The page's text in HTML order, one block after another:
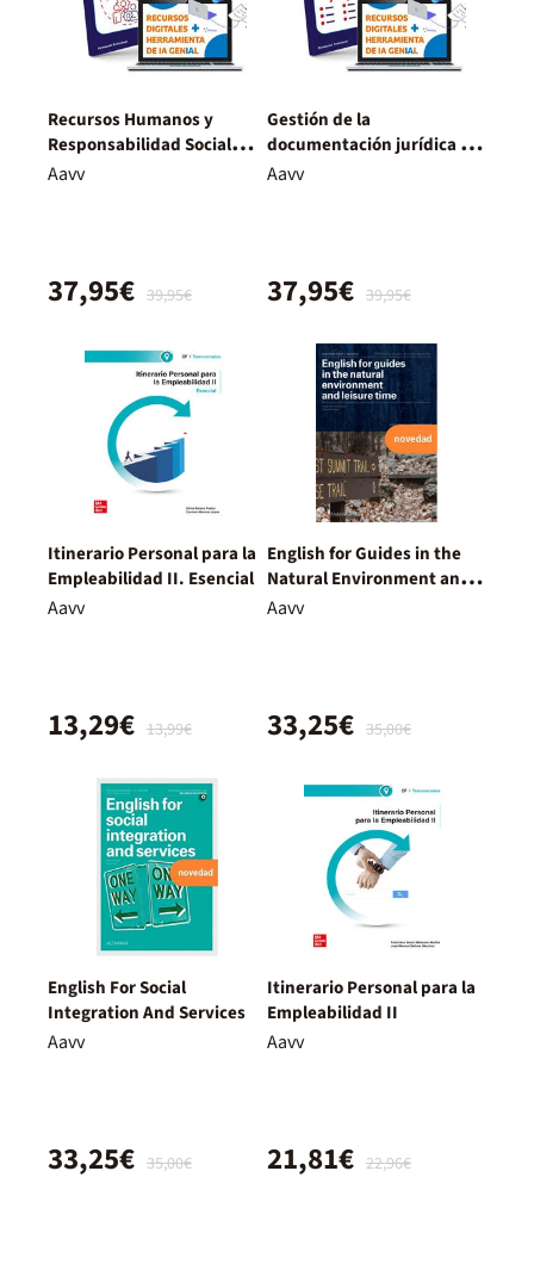
Recursos Humanos y
Responsabilidad Social
Corporativa. Nueva
Aavv
39,95€
37,95€
Gestión de la
documentación jurídica y
empresarial. Nueva
Aavv
39,95€
37,95€
Itinerario Personal para la
Empleabilidad II. Esencial
Aavv
13,99€
13,29€
English for Guides in the
Natural Environment and
Leisure Time
Aavv
35,00€
33,25€
English For Social
Integration And Services
Aavv
35,00€
33,25€
Itinerario Personal para la
Empleabilidad II
Aavv
22,96€
21,81€